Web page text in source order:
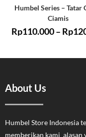
Humbel Series – Tatar
Ciamis
Rp110.000– Rp
About Us
Humbel Store Indonesia
memberikan kami alasan